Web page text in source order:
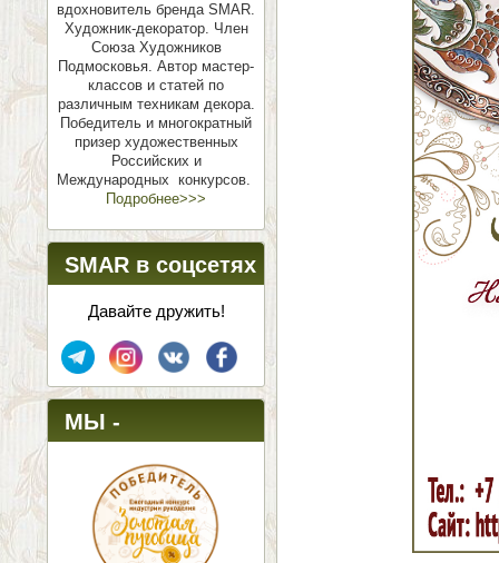
вдохновитель бренда SMAR.
Художник-декоратор. Член
Союза Художников
Подмосковья. Автор мастер-
классов и статей по
различным техникам декора.
Победитель и многократный
призер художественных
Российских и
Международных конкурсов.
Подробнее>>>
SMAR в соцсетях
Давайте дружить!
МЫ -
ПОБЕДИТЕЛИ!